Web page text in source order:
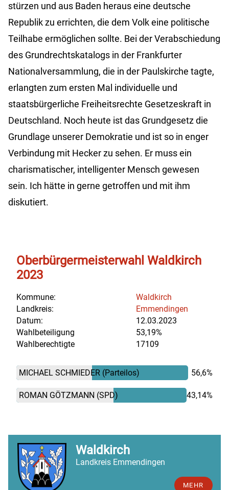
stürzen und aus Baden heraus eine deutsche
Republik zu errichten, die dem Volk eine politische
Teilhabe ermöglichen sollte. Bei der Verabschiedung
des Grundrechtskatalogs in der Frankfurter
Nationalversammlung, die in der Paulskirche tagte,
erlangten zum ersten Mal individuelle und
staatsbürgerliche Freiheitsrechte Gesetzeskraft in
Deutschland. Noch heute ist das Grundgesetz die
Grundlage unserer Demokratie und ist so in enger
Verbindung mit Hecker zu sehen. Er muss ein
charismatischer, intelligenter Mensch gewesen
sein. Ich hätte in gerne getroffen und mit ihm
diskutiert.
Waldkirch
Landkreis Emmendingen
MEHR
Oberbürgermeisterwahl Waldkirch
2023
Kommune:
Waldkirch
Landkreis:
Emmendingen
Datum:
12.03.2023
Wahlbeteiligung
53,19%
Wahlberechtigte
17109
MICHAEL SCHMIEDER (Parteilos) 56,6%
ROMAN GÖTZMANN (SPD) 43,14%